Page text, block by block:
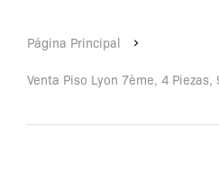
Página Principal
Venta Piso Lyon 7ème, 4 Piezas,